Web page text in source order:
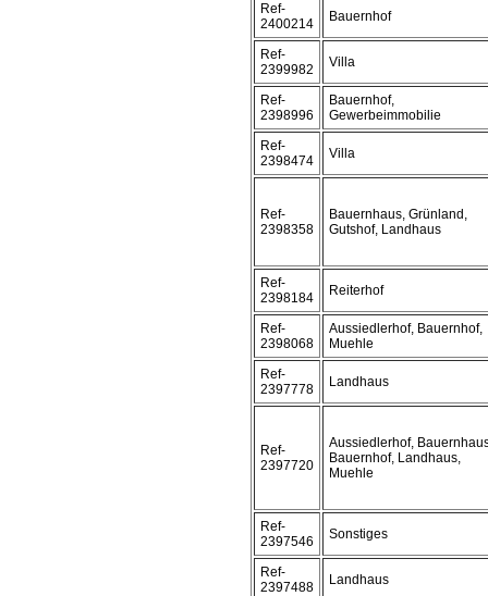
Ref-
2400214
Bauernhof
Ref-
2399982
Villa
Ref-
2398996
Bauernhof,
Gewerbeimmobilie
Ref-
2398474
Villa
Ref-
2398358
Bauernhaus, Grünland,
Gutshof, Landhaus
Ref-
2398184
Reiterhof
Ref-
2398068
Aussiedlerhof, Bauernhof,
Muehle
Ref-
2397778
Landhaus
Ref-
2397720
Aussiedlerhof,
Bauernhof, Landhaus,
Muehle
Ref-
2397546
Sonstiges
Ref-
2397488
Landhaus